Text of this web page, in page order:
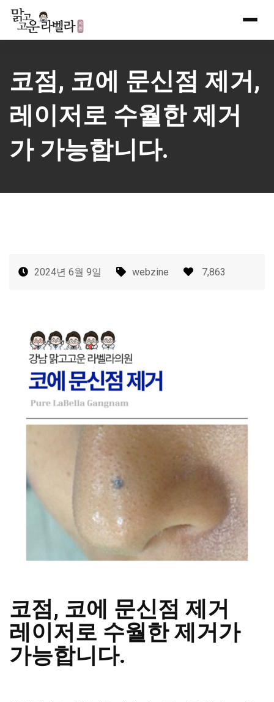
Skip
content
코점, 코에 문신점 제거,
레이저로 수월한 제거
가 가능합니다.
2024년 6월 9일 webzine 7,863
코점, 코에 문신점 제거
레이저로 수월한 제거가
가능합니다.